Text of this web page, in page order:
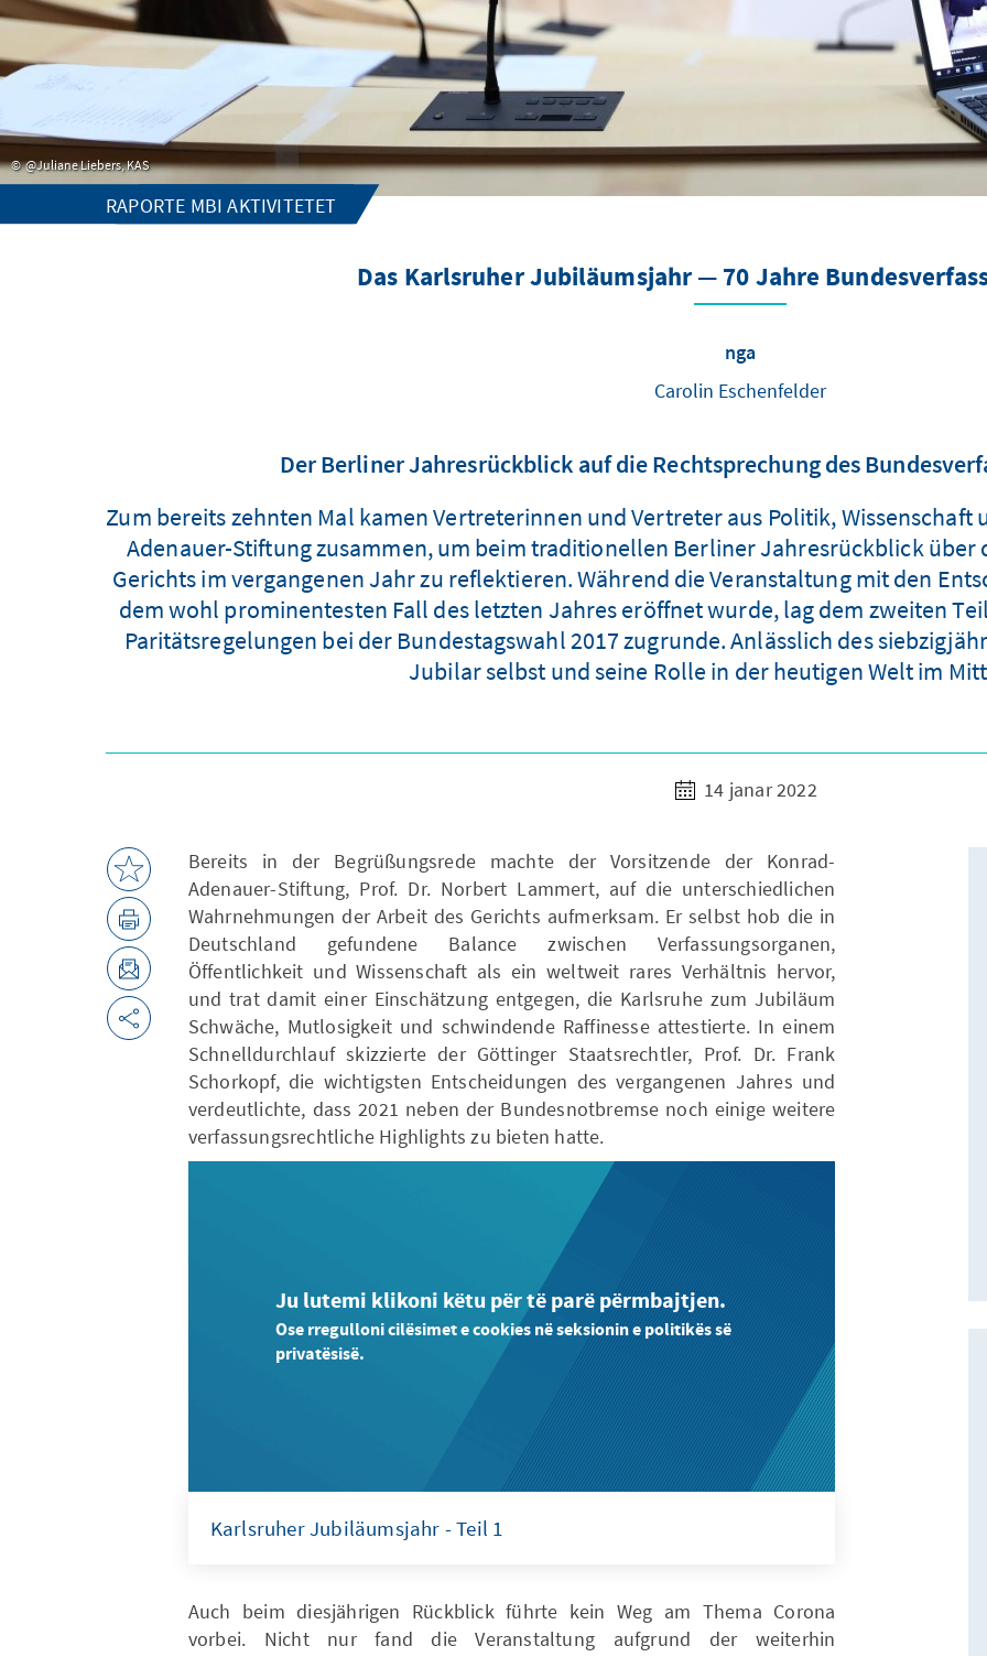
@Juliane Liebers, KAS
RAPORTE MBI AKTIVITETET
Das Karlsruher Jubiläumsjahr — 70 Jahre
nga
Carolin Eschenfelder
Der Berliner Jahresrückblick auf die Rechtsprechung des
Zum bereits zehnten Mal kamen Vertreterinnen und Vertreter aus Politik, Wissenschaft
Adenauer-Stiftung zusammen, um beim traditionellen Berliner Jahresrückblick über
Gerichts im vergangenen Jahr zu reflektieren. Während die Veranstaltung mit den
dem wohl prominentesten Fall des letzten Jahres eröffnet wurde, lag dem zweiten
Paritätsregelungen bei der Bundestagswahl 2017 zugrunde. Anlässlich des
Jubilar selbst und seine Rolle in der heutigen Welt im
14 janar 2022
Bereits in der Begrüßungsrede machte der Vorsitzende der Konrad-
Adenauer-Stiftung, Prof. Dr. Norbert Lammert, auf die unterschiedlichen
Wahrnehmungen der Arbeit des Gerichts aufmerksam. Er selbst hob die in
Deutschland gefundene Balance zwischen Verfassungsorganen,
Öffentlichkeit und Wissenschaft als ein weltweit rares Verhältnis hervor,
und trat damit einer Einschätzung entgegen, die Karlsruhe zum Jubiläum
Schwäche, Mutlosigkeit und schwindende Raffinesse attestierte. In einem
Schnelldurchlauf skizzierte der Göttinger Staatsrechtler, Prof. Dr. Frank
Schorkopf, die wichtigsten Entscheidungen des vergangenen Jahres und
verdeutlichte, dass 2021 neben der Bundesnotbremse noch einige weitere
verfassungsrechtliche Highlights zu bieten hatte.
Ju lutemi klikoni këtu për të parë përmbajtjen.
Ose rregulloni cilësimet e cookies në seksionin e politikës së
privatësisë.
Karlsruher Jubiläumsjahr - Teil 1
Auch beim diesjährigen Rückblick führte kein Weg am Thema Corona
vorbei. Nicht nur fand die Veranstaltung aufgrund der weiterhin